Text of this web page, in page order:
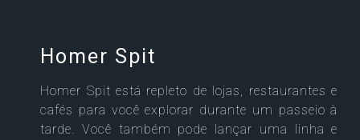
Homer Spit
Homer Spit está repleto de lojas, restaurantes e
cafés para você explorar durante um passeio à
tarde. Você também pode lançar uma linha e